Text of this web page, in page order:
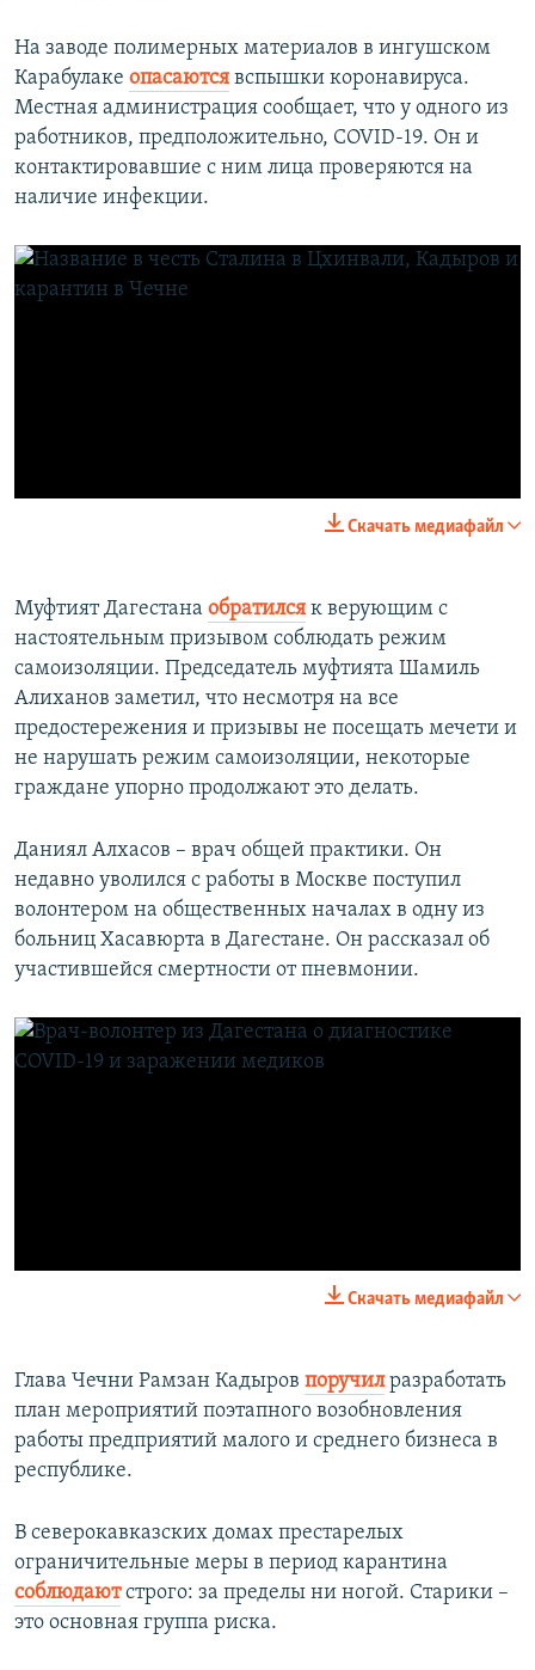
На заводе полимерных материалов в ингушском
Карабулаке опасаются вспышки коронавируса.
Местная администрация сообщает, что у одного из
работников, предположительно, COVID-19. Он и
контактировавшие с ним лица проверяются на
наличие инфекции.
Радио Свобода
0:02:36Скачать медиафайл
Муфтият Дагестана обратился к верующим с
настоятельным призывом соблюдать режим
самоизоляции. Председатель муфтията Шамиль
Алиханов заметил, что несмотря на все
предостережения и призывы не посещать мечети и
не нарушать режим самоизоляции, некоторые
граждане упорно продолжают это делать.
Даниял Алхасов – врач общей практики. Он
недавно уволился с работы в Москве поступил
волонтером на общественных началах в одну из
больниц Хасавюрта в Дагестане. Он рассказал об
участившейся смертности от пневмонии.
0:03:07Скачать медиафайл
Глава Чечни Рамзан Кадыров поручилразработать
план мероприятий поэтапного возобновления
работы предприятий малого и среднего бизнеса в
республике.
В северокавказских домах престарелых
ограничительные меры в период карантина
соблюдаютстрого: за пределы ни ногой. Старики –
это основная группа риска.